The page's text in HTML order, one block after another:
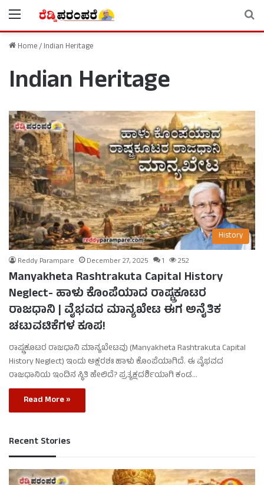
Menu
Home/Indian Heritage
Indian Heritage
History
Reddy Parampare December 27, 2025 1 252
Manyakheta Rashtrakuta Capital History
Neglect- ಹಾಳು ಕೊಂಪೆಯಾದ ರಾಷ್ಟ್ರಕೂಟರ
ರಾಜಧಾನಿ | ವೈಭವದ ಮಾನ್ಯಖೇಟ ಈಗ ಅನೈತಿಕ
ಚಟುವಟಿಕೆಗಳ ಕೂಪ!
ರಾಷ್ಟ್ರಕೂಟರ ರಾಜಧಾನಿ ಮಾನ್ಯಖೇಟವು (Manyakheta Rashtrakuta Capital
History Neglect) ಇಂದು ಅಕ್ಷರಶಃ ಹಾಳು ಕೊಂಪೆಯಾಗಿದೆ. ಈ ವೈಭವದ
ರಾಜಧಾನಿಯ ಇಂದಿನ ಸ್ಥಿತಿ ಹೇಲಿದೆ? ಪ್ರತ್ಯಕ್ಷದರ್ಶಿಯಾಗಿ ಕಂಡ…
Read More »
Recent Stories